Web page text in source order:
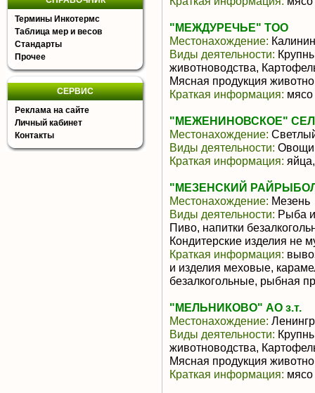
Термины Инкотермс
Таблица мер и весов
Стандарты
Прочее
СЕРВИС
Реклама на сайте
Личный кабинет
Контакты
"МЕЖДУРЕЧЬЕ" ТОО
Местонахождение:
Виды деятельности:
животноводства,
Мясная продукция
Краткая информация: мясо
"МЕЖЕНИНОВСКОЕ"
Местонахождение:
Виды деятельности:
Краткая информация:
"МЕЗЕНСКИЙ
Местонахождение: Мезень
Виды деятельности: Рыба
Пиво, напитки
Кондитерские изделия не
Краткая информация:
и изделия меховые,
безалкогольные, рыбная
"МЕЛЬНИКОВО" АО з.т.
Местонахождение:
Виды деятельности:
животноводства,
Мясная продукция
Краткая информация: мясо